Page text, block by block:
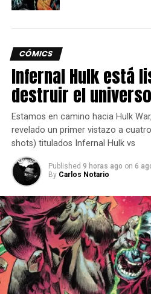
IDW publicó un avance de
El épico duelo
y Shredder
El avance comienza con una
Leonardo, Raphael,
enfrentándose a Shredder, quien
débiles intentos de hacerle daño.
Oroku Saki abandonó su
monstruoso Shredder usando el
es una fuerza a tener en cuenta.
¡IDW y VIZ Media presentan el
sueños en este final crossover
La descripción de Teenage
CÓMICS
Infernal Hulk está
destruir el
Estamos en camino hacia Hulk
revelado un primer vistazo a
shots) titulados Infernal Hulk vs
Published 9 horas ago on 6
By Carlos Notario